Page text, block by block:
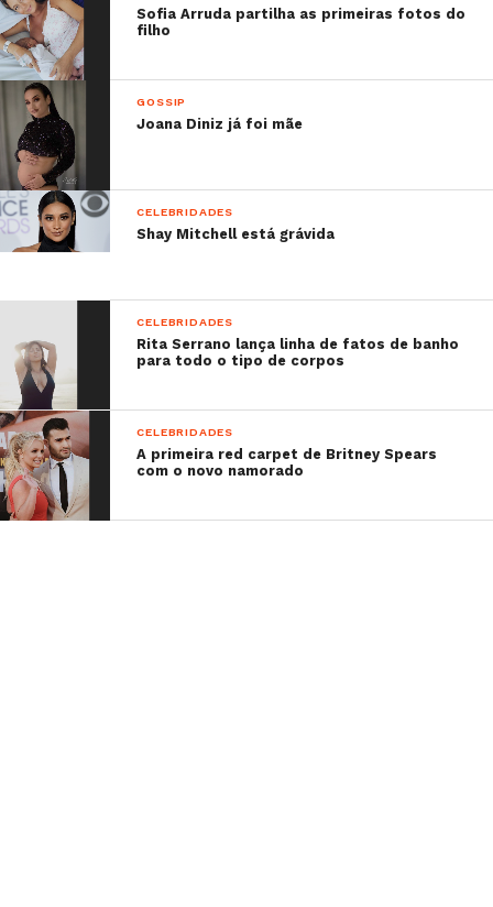
Sofia Arruda partilha as primeiras fotos do
filho
GOSSIP
Joana Diniz já foi mãe
CELEBRIDADES
Shay Mitchell está grávida
CELEBRIDADES
Rita Serrano lança linha de fatos de banho
para todo o tipo de corpos
CELEBRIDADES
A primeira red carpet de Britney Spears
com o novo namorado